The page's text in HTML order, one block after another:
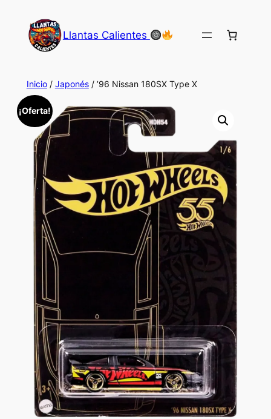
contenido
Llantas Calientes
Inicio/ Japonés/ ’96 Nissan 180SX Type X
¡Oferta!